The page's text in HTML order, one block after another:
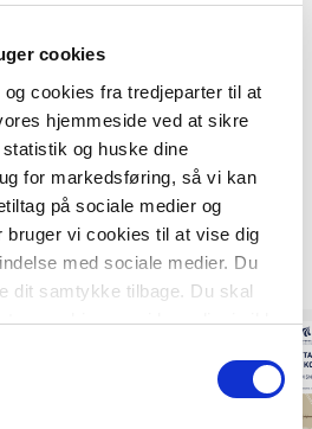
cookies
cookies fra tredjeparter til at
hjemmeside ved at sikre
og huske dine
for markedsføring, så vi kan
på sociale medier og
bruger vi cookies til at vise dig
med sociale medier. Du
dit samtykke tilbage. Du skal
vores hjemmeside muligvis ikke